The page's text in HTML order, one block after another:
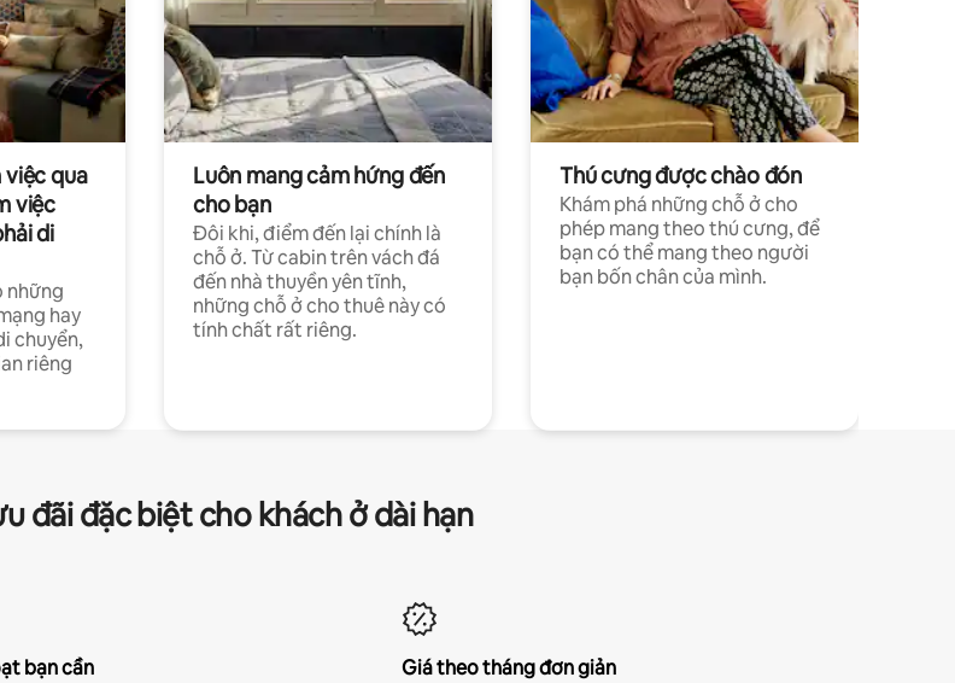
việc qua
việc
di
những
hay
chuyển,
riêng
Luôn mang cảm hứng đến
cho bạn
Đôi khi, điểm đến lại chính là
chỗ ở. Từ cabin trên vách đá
đến nhà thuyền yên tĩnh,
những chỗ ở cho thuê này có
tính chất rất riêng.
Thú cưng được chào đón
Khám phá những chỗ ở cho
phép mang theo thú cưng, để
bạn có thể mang theo người
bạn bốn chân của mình.
đãi đặc biệt cho khách ở dài hạn
bạn cần
Giá theo tháng đơn giản